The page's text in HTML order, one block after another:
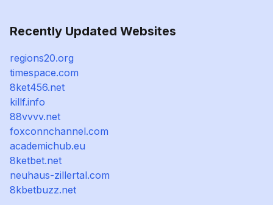
Recently Updated Websites
regions20.org
timespace.com
8ket456.net
killf.info
88vvvv.net
foxconnchannel.com
academichub.eu
8ketbet.net
neuhaus-zillertal.com
8kbetbuzz.net